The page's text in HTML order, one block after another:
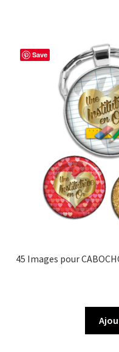
Save
45 Images pour